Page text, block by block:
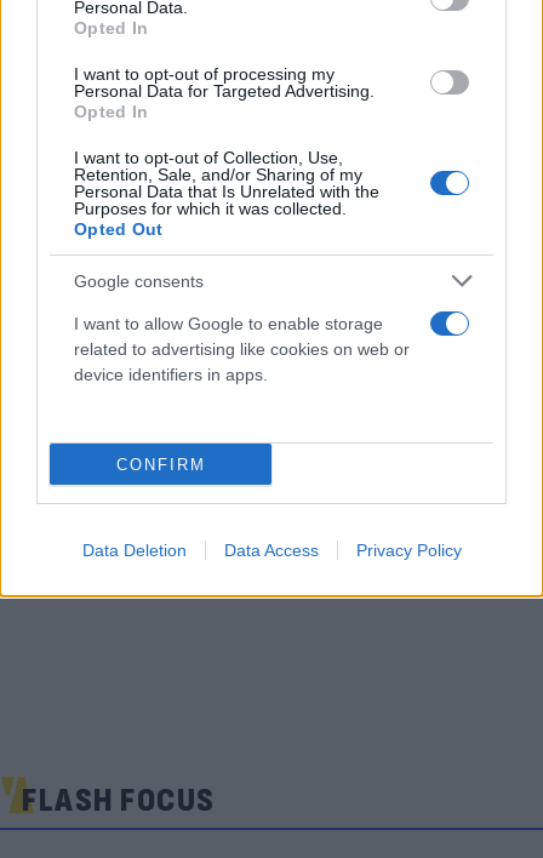
Personal Data.
Opted In
I want to opt-out of processing my
Personal Data for Targeted Advertising.
Opted In
I want to opt-out of Collection, Use,
Retention, Sale, and/or Sharing of my
Personal Data that Is Unrelated with the
Purposes for which it was collected.
Opted Out
Google consents
I want to allow Google to enable storage
related to advertising like cookies on web or
device identifiers in apps.
CONFIRM
Data Deletion Data Access Privacy Policy
FLASH FOCUS